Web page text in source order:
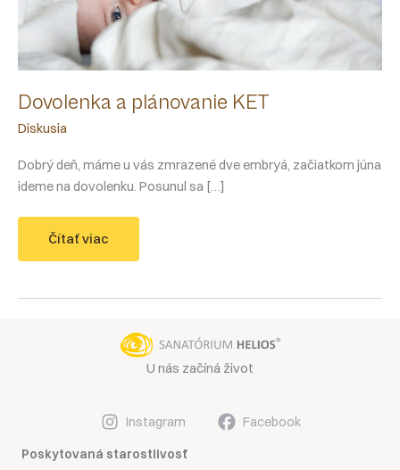
Dovolenka a plánovanie KET
Diskusia
Dobrý deň, máme u vás zmrazené dve embryá, začiatkom júna
ideme na dovolenku. Posunul sa […]
Dovolenka
plánovanie
Čítať viac
U nás začíná život
Instagram Facebook
Poskytovaná starostlivosť